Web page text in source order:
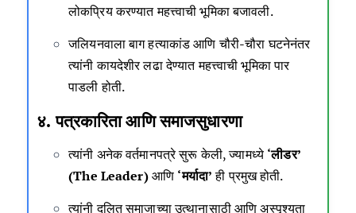
लोकप्रिय करण्यात महत्त्वाची भूमिका बजावली.
जलियनवाला बाग हत्याकांड आणि चौरी-चौरा घटनेनंतर
त्यांनी कायदेशीर लढा देण्यात महत्त्वाची भूमिका पार
पाडली होती.
४. पत्रकारिता आणि समाजसुधारणा
त्यांनी अनेक वर्तमानपत्रे सुरू केली, ज्यामध्ये ‘लीडर’
(The Leader)आणि ‘मर्यादा’ही प्रमुख होती.
त्यांनी दलित समाजाच्या उत्थानासाठी आणि अस्पृश्यता